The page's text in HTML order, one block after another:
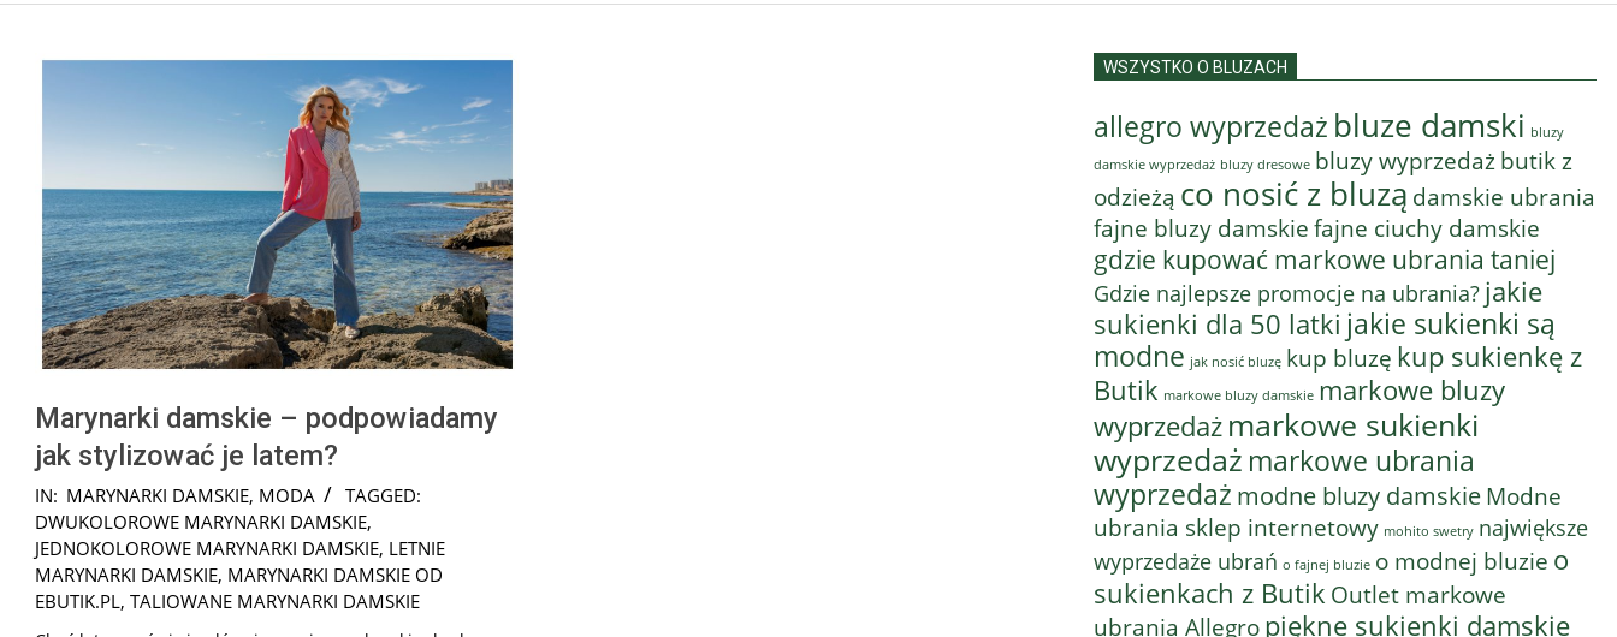
Marynarki damskie – podpowiadamy
jak stylizować je latem?
2026-
06-
15
IN: MARYNARKI DAMSKIE, MODA
TAGGED:
DWUKOLOROWE MARYNARKI DAMSKIE,
JEDNOKOLOROWE MARYNARKI DAMSKIE, LETNIE
MARYNARKI DAMSKIE, MARYNARKI DAMSKIE OD
EBUTIK.PL, TALIOWANE MARYNARKI DAMSKIE
WSZYSTKO O BLUZACH
allegro wyprzedaż bluze damski bluzy
damskie wyprzedaż bluzy dresowe bluzy wyprzedaż butik z
odzieżą co nosić z bluzą damskie ubrania
fajne bluzy damskiefajne ciuchy damskie
gdzie kupować markowe ubrania taniej
Gdzie najlepsze promocje na ubrania? jakie
sukienki dla 50 latki jakie sukienki są
modne jak nosić bluzę kup bluzę kup sukienkę z
Butik markowe bluzy damskie markowe bluzy
wyprzedaż markowe sukienki
wyprzedaż markowe ubrania
wyprzedaż modne bluzy damskie Modne
ubrania sklep internetowy mohito swetry największe
wyprzedaże ubrań o fajnej bluzie o modnej bluzie o
sukienkach z Butik Outlet markowe
ubrania Allegropiękne sukienki damskie